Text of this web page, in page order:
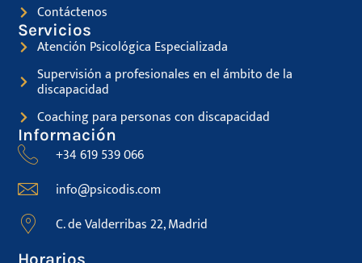
Contáctenos
Servicios
Atención Psicológica Especializada
Supervisión a profesionales en el ámbito de la
discapacidad
Coaching para personas con discapacidad
Información
+34 619 539 066
info@psicodis.com
C. de Valderribas 22, Madrid
Horarios